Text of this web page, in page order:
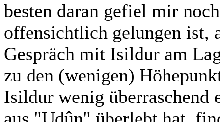
besten daran gefiel mir
offensichtlich gelungen ist,
Gespräch mit Isildur am
zu den (wenigen)
Isildur wenig überraschend